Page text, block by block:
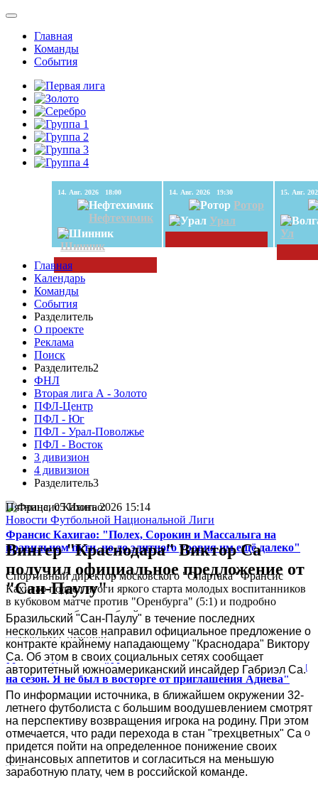
Главная
Команды
События
14. Авг. 2026 18:00
Нефтехимик
Шинник
14. Авг. 2026 19:30
Ротор
Урал
Ул
Главная
Календарь
Команды
События
Разделитель
О проекте
Реклама
Поиск
Разделитель2
ФНЛ
Вторая лига А - Золото
ПФЛ-Центр
ПФЛ - Юг
ПФЛ - Урал-Поволжье
ПФЛ - Восток
3 дивизион
4 дивизион
Разделитель3
Франсис Кахигао: "Полех, Сорокин и Массалыга на
правильном пути, но до элитного уровня им ещё далеко"
Спортивный директор московского "Спартака" Франсис
Кахигао подвел итоги яркого старта молодых воспитанников
в кубковом матче против "Оренбурга" (5:1) и подробно
рассказал о работе клубной системы...
Максим Симонов: "Мы изначально не угадали с тренером
на сезон. Я не был в восторге от приглашения Адиева"
Председатель совета директоров "Крыльев Советов" Максим
Симонов в интервью "Матч ТВ" оценил итоги прошедшего
сезона для самарского клуба, а также откровенно высказался о
кадровой ошибке...
Пятница, 05 Июнь 2026 15:14
Новости Футбольной Национальной Лиги
Вингер "Краснодара" Виктор Са
получил официальное предложение от
"Сан-Паулу"
Бразильский "Сан-Паулу" в течение последних
нескольких часов направил официальное предложение о
контракте крайнему нападающему "Краснодара" Виктору
Са. Об этом в своих социальных сетях сообщает
авторитетный южноамериканский инсайдер Габриэл Са.
По информации источника, в ближайшем окружении 32-
летнего футболиста с большим воодушевлением смотрят
на перспективу возвращения игрока на родину. При этом
отмечается, что ради перехода в стан "трехцветных" Са
придется пойти на определенное понижение своих
финансовых аппетитов и согласиться на меньшую
заработную плату, чем в российской команде.